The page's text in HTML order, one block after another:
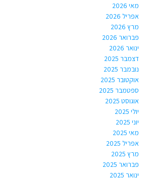
מאי 2026
אפריל 2026
מרץ 2026
פברואר 2026
ינואר 2026
דצמבר 2025
נובמבר 2025
אוקטובר 2025
ספטמבר 2025
אוגוסט 2025
יולי 2025
יוני 2025
מאי 2025
אפריל 2025
מרץ 2025
פברואר 2025
ינואר 2025